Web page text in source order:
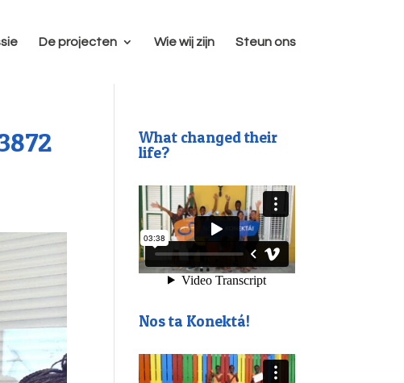
De projecten Wie wij zijn Steun ons
What changed their
life?
Nos ta Konektá!